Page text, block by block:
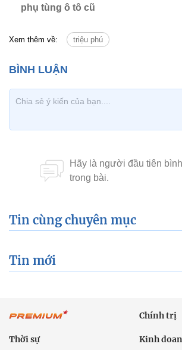
phụ tùng ô tô cũ
Xem thêm về: triệu phú
Tin cùng chuyên mục
Tin mới
Chính trị
Thời sự Kinh